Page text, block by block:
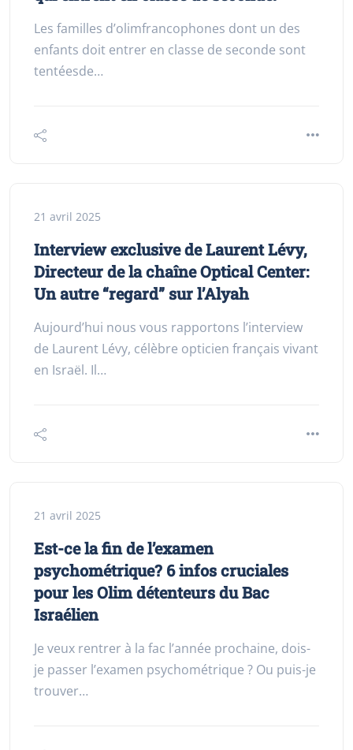
Les familles d’olimfrancophones dont un des
enfants doit entrer en classe de seconde sont
tentéesde…
21 avril 2025
Interview exclusive de Laurent Lévy,
Directeur de la chaîne Optical Center:
Un autre “regard” sur l’Alyah
Aujourd’hui nous vous rapportons l’interview
de Laurent Lévy, célèbre opticien français vivant
en Israël. Il…
21 avril 2025
Est-ce la fin de l’examen
psychométrique? 6 infos cruciales
pour les Olim détenteurs du Bac
Israélien
Je veux rentrer à la fac l’année prochaine, dois-
je passer l’examen psychométrique ? Ou puis-je
trouver…